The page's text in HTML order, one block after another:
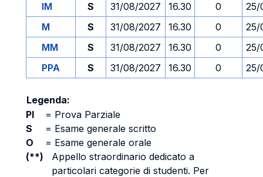
IM
S 31/08/2027 16.30 0
25/
M
S 31/08/2027 16.30 0
25/
MM
S 31/08/2027 16.30 0
25/
PPA
S 31/08/2027 16.30 0 25/
Legenda:
PI
= Prova Parziale
S
= Esame generale scritto
O
= Esame generale orale
(**)
Appello straordinario dedicato a
particolari categorie di studenti. Per